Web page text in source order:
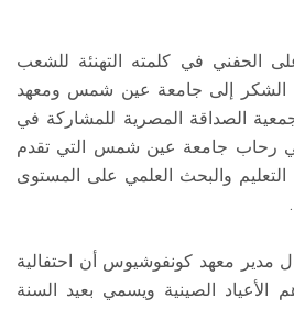
الحفني في كلمته التهنئة للشعب
الشكر إلى جامعة عين شمس ومعهد
الصداقة المصرية للمشاركة في
رحاب جامعة عين شمس التي تقدم
والبحث العلمي على المستوى
مدير معهد كونفوشيوس أن احتفالية
الأعياد الصينية ويسمي بعيد السنة